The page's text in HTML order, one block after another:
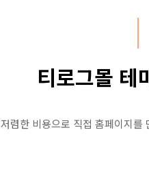
티로그몰 테
저렴한 비용으로 직접 홈페이지를